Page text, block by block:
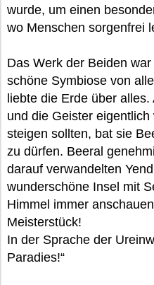
wurde, um einen
wo Menschen sorgenfrei
Das Werk der Beiden
schöne Symbiose von
liebte die Erde über
und die Geister eigentlich
steigen sollten, bat sie
zu dürfen. Beeral
darauf verwandelten
wunderschöne Insel mit
Himmel immer
Meisterstück!
In der Sprache der
Paradies!“